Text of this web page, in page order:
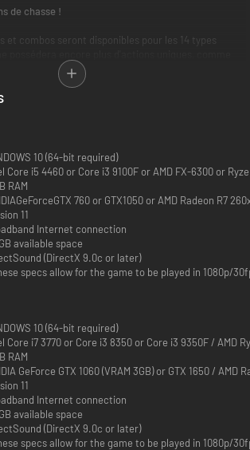
de chasse !
et combos seront disponibles pour les 14 types
de s'accrocher aux monstres. Votre endurance
êtes accroché à un monstre, mais il sera possible de
!
pour les quêtes, le Rang Maître !
"Novice" et "Expert", le "Rang Maître" fait son
deviennent disponibles dès que vous avez
Hunter World: Iceborne". Vous pourrez obtenir
et combattre des monstres plus puissants !
le "Givre éternel" !
encore non découvert par l'homme. Le Givre
de la région. La géographie du Givre est variée et
chaude, ou des sols de glace qui peuvent se
effets visuels sont parmi les plus détaillés de la
!
monstres !
berceau de nombreuses espèces animales et de
le Beotodus qui peut nager dans la neige, le
mystérieux dragon ancien Velkhana.
10 (64-bit required)
Core i5 4460 or Core i3 9100F or AMD FX-6300 or
RAM
760 or GTX1050 or AMD Radeon R7
11
Internet connection
available space
(DirectX 9.0c or later)
specs allow for the game to be played in 1080p/
10 (64-bit required)
Core i7 3770 or Core i3 8350 or Core i3 9350F / AMD
RAM
GeForce GTX 1060 (VRAM 3GB) or GTX 1650 / AMD
11
Internet connection
available space
(DirectX 9.0c or later)
specs allow for the game to be played in 1080p/